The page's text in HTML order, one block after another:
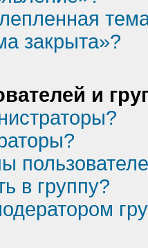
закрыта»?
и
в группу?